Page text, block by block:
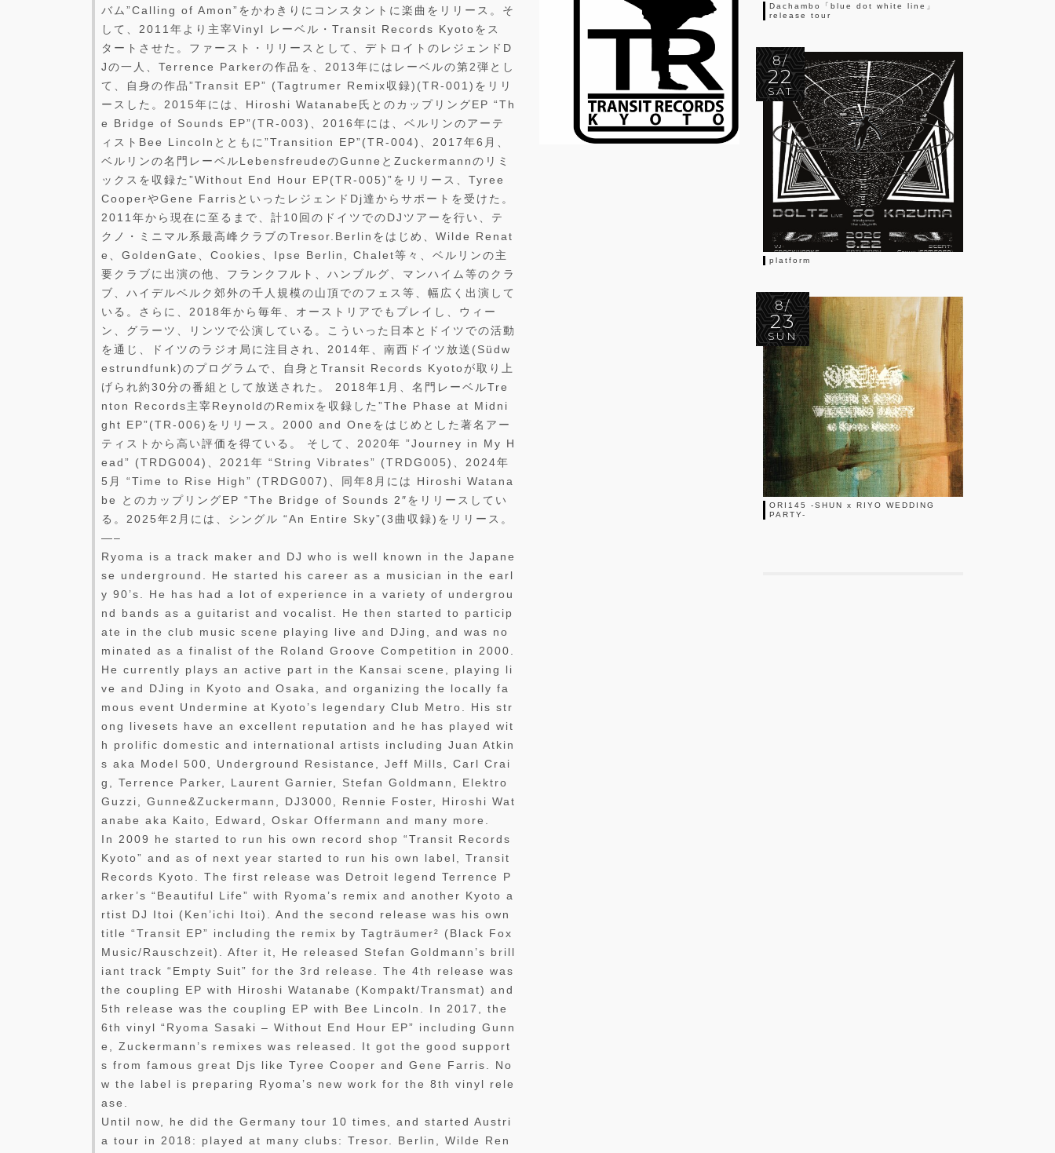
バム”Calling of Amon”をかわきりにコンスタントに楽曲をリリース。そ
して、2011年より主宰Vinyl レーベル・Transit Records Kyotoをス
タートさせた。ファースト・リリースとして、デトロイトのレジェンドD
Jの一人、Terrence Parkerの作品を、2013年にはレーベルの第2弾とし
て、自身の作品”Transit EP” (Tagtrumer Remix収録)(TR-001)をリリ
ースした。2015年には、Hiroshi Watanabe氏とのカップリングEP “Th
e Bridge of Sounds EP”(TR-003)、2016年には、ベルリンのアーテ
ィストBee Lincolnとともに”Transition EP”(TR-004)、2017年6月、
ベルリンの名門レーベルLebensfreudeのGunneとZuckermannのリミ
ックスを収録た”Without End Hour EP(TR-005)”をリリース、Tyree
CooperやGene FarrisといったレジェンドDj達からサポートを受けた。
2011年から現在に至るまで、計10回のドイツでのDJツアーを行い、テ
クノ・ミニマル系最高峰クラブのTresor.Berlinをはじめ、Wilde Renat
e、GoldenGate、Cookies、Ipse Berlin, Chalet等々、ベルリンの主
要クラブに出演の他、フランクフルト、ハンブルグ、マンハイム等のクラ
ブ、ハイデルベルク郊外の千人規模の山頂でのフェス等、幅広く出演して
いる。さらに、2018年から毎年、オーストリアでもプレイし、ウィー
ン、グラーツ、リンツで公演している。こういった日本とドイツでの活動
を通じ、ドイツのラジオ局に注目され、2014年、南西ドイツ放送(Südw
estrundfunk)のプログラムで、自身とTransit Records Kyotoが取り上
げられ約30分の番組として放送された。 2018年1月、名門レーベルTre
nton Records主宰ReynoldのRemixを収録した”The Phase at Midni
ght EP”(TR-006)をリリース。2000 and Oneをはじめとした著名アー
ティストから高い評価を得ている。 そして、2020年 ”Journey in My H
ead” (TRDG004)、2021年 “String Vibrates” (TRDG005)、2024年
5月 “Time to Rise High” (TRDG007)、同年8月には Hiroshi Watana
be とのカップリングEP “The Bridge of Sounds 2″をリリースしてい
る。2025年2月には、シングル “An Entire Sky”(3曲収録)をリリース。
—–
Ryoma is a track maker and DJ who is well known in the Japane
se underground. He started his career as a musician in the earl
y 90’s. He has had a lot of experience in a variety of undergrou
nd bands as a guitarist and vocalist. He then started to particip
ate in the club music scene playing live and DJing, and was no
minated as a finalist of the Roland Groove Competition in 2000.
He currently plays an active part in the Kansai scene, playing li
ve and DJing in Kyoto and Osaka, and organizing the locally fa
mous event Undermine at Kyoto’s legendary Club Metro. His str
ong livesets have an excellent reputation and he has played wit
h prolific domestic and international artists including Juan Atkin
s aka Model 500, Underground Resistance, Jeff Mills, Carl Crai
g, Terrence Parker, Laurent Garnier, Stefan Goldmann, Elektro
Guzzi, Gunne&Zuckermann, DJ3000, Rennie Foster, Hiroshi Wat
anabe aka Kaito, Edward, Oskar Offermann and many more.
In 2009 he started to run his own record shop “Transit Records
Kyoto” and as of next year started to run his own label, Transit
Records Kyoto. The first release was Detroit legend Terrence P
arker’s “Beautiful Life” with Ryoma’s remix and another Kyoto a
rtist DJ Itoi (Ken’ichi Itoi). And the second release was his own
title “Transit EP” including the remix by Tagträumer² (Black Fox
Music/Rauschzeit). After it, He released Stefan Goldmann’s brill
iant track “Empty Suit” for the 3rd release. The 4th release was
the coupling EP with Hiroshi Watanabe (Kompakt/Transmat) and
5th release was the coupling EP with Bee Lincoln. In 2017, the
6th vinyl “Ryoma Sasaki – Without End Hour EP” including Gunn
e, Zuckermann’s remixes was released. It got the good support
s from famous great Djs like Tyree Cooper and Gene Farris. No
w the label is preparing Ryoma’s new work for the 8th vinyl rele
ase.
Until now, he did the Germany tour 10 times, and started Austri
a tour in 2018: played at many clubs: Tresor. Berlin, Wilde Ren
Dachambo「blue dot white line」
release tour
8/
22
SAT
platform
8/
23
SUN
ORI145 -SHUN x RIYO WEDDING
PARTY-